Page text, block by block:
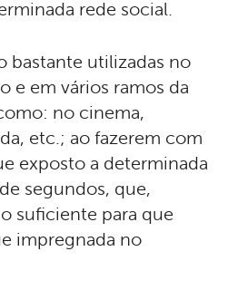
rede social.
bastante utilizadas no
e em vários ramos da
no cinema,
etc.; ao fazerem com
exposto a determinada
segundos, que,
suficiente para que
impregnada no